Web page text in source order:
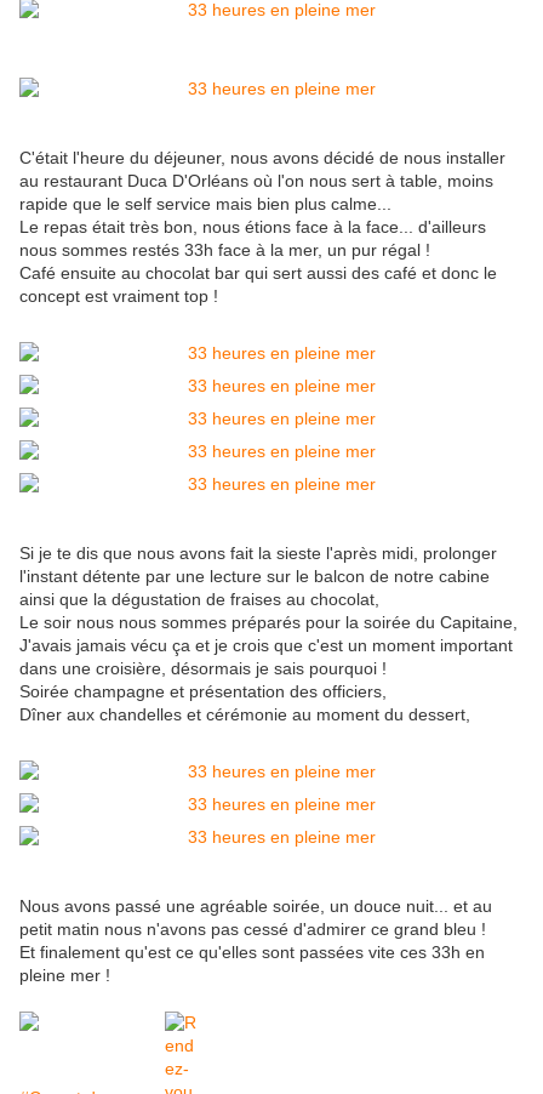
C'était l'heure du déjeuner, nous avons décidé de nous installer
au restaurant Duca D'Orléans où l'on nous sert à table, moins
rapide que le self service mais bien plus calme...
Le repas était très bon, nous étions face à la face... d'ailleurs
nous sommes restés 33h face à la mer, un pur régal !
Café ensuite au chocolat bar qui sert aussi des café et donc le
concept est vraiment top !
Si je te dis que nous avons fait la sieste l'après midi, prolonger
l'instant détente par une lecture sur le balcon de notre cabine
ainsi que la dégustation de fraises au chocolat,
Le soir nous nous sommes préparés pour la soirée du Capitaine,
J'avais jamais vécu ça et je crois que c'est un moment important
dans une croisière, désormais je sais pourquoi !
Soirée champagne et présentation des officiers,
Dîner aux chandelles et cérémonie au moment du dessert,
Nous avons passé une agréable soirée, un douce nuit... et au
petit matin nous n'avons pas cessé d'admirer ce grand bleu !
Et finalement qu'est ce qu'elles sont passées vite ces 33h en
pleine mer !